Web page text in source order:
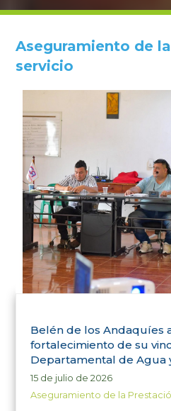
Aseguramiento de
servicio
Belén de los Andaquíes
fortalecimiento de su
Departamental de Agua
15 de julio de 2026
Aseguramiento de la